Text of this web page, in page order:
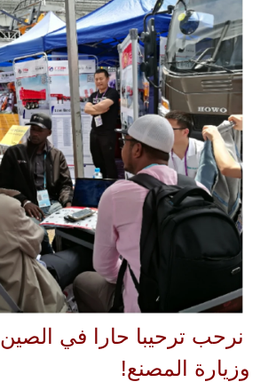
نرحب ترحيبا حارا في الصين
وزيارة المصنع!